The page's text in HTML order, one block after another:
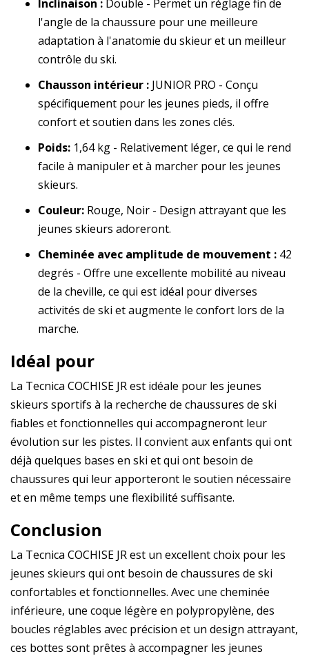
Inclinaison : Double - Permet un réglage fin de
l'angle de la chaussure pour une meilleure
adaptation à l'anatomie du skieur et un meilleur
contrôle du ski.
Chausson intérieur : JUNIOR PRO - Conçu
spécifiquement pour les jeunes pieds, il offre
confort et soutien dans les zones clés.
Poids: 1,64 kg - Relativement léger, ce qui le rend
facile à manipuler et à marcher pour les jeunes
skieurs.
Couleur: Rouge, Noir - Design attrayant que les
jeunes skieurs adoreront.
Cheminée avec amplitude de mouvement : 42
degrés - Offre une excellente mobilité au niveau
de la cheville, ce qui est idéal pour diverses
activités de ski et augmente le confort lors de la
marche.
Idéal pour
La Tecnica COCHISE JR est idéale pour les jeunes
skieurs sportifs à la recherche de chaussures de ski
fiables et fonctionnelles qui accompagneront leur
évolution sur les pistes. Il convient aux enfants qui ont
déjà quelques bases en ski et qui ont besoin de
chaussures qui leur apporteront le soutien nécessaire
et en même temps une flexibilité suffisante.
Conclusion
La Tecnica COCHISE JR est un excellent choix pour les
jeunes skieurs qui ont besoin de chaussures de ski
confortables et fonctionnelles. Avec une cheminée
inférieure, une coque légère en polypropylène, des
boucles réglables avec précision et un design attrayant,
ces bottes sont prêtes à accompagner les jeunes